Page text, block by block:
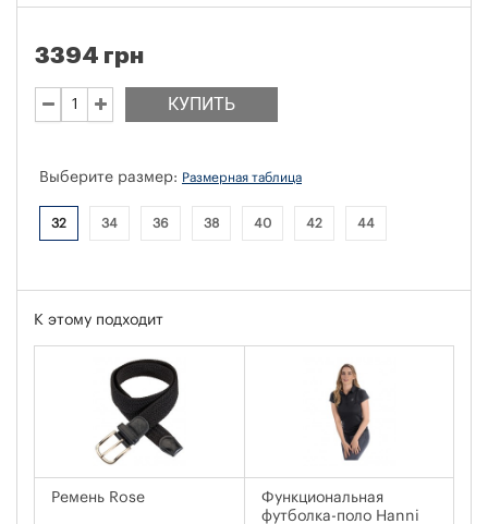
КУПИТЬ
3394 грн
Выберите размер: Размерная таблица
32 34 36 38 40 42 44
К этому подходит
Ремень Rose
Функциональная
футболка-поло Hanni